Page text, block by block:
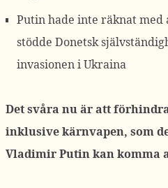
Putin hade inte räknat med
stödde Donetsk
invasionen i Ukraina
Det svåra nu är att
inklusive kärnvapen, som
Vladimir Putin kan komma